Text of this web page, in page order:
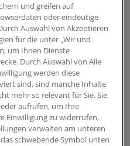
Rückfallfrei dank
ist schwer zu
Rückfallrisiko. Ein
nun die Wirkung einer
und greifen auf
oder eindeutige
Auswahl von Akzeptieren
für die unter „Wir und
um Ihnen Dienste
Durch Auswahl von Alle
werden diese
sind, sind manche Inhalte
mehr so relevant für Sie. Sie
aufrufen, um Ihre
Einwilligung zu widerrufen,
verwalten am unteren
schwebende Symbol unten